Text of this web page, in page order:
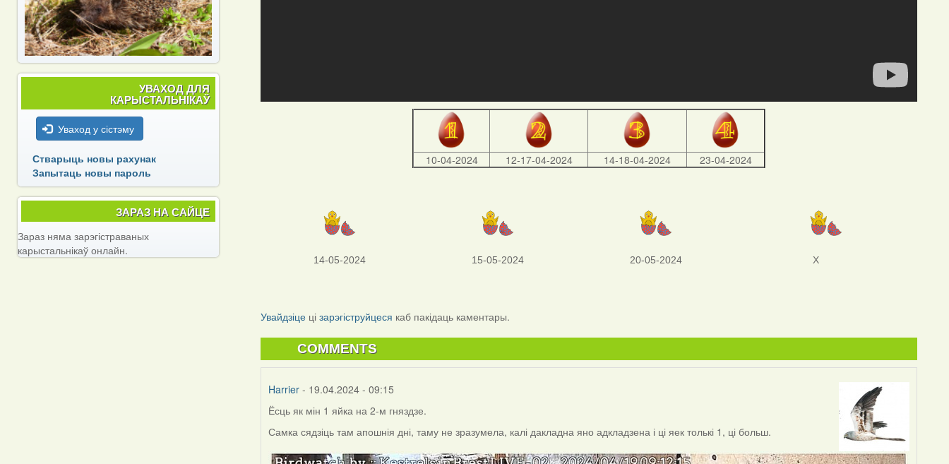
10-04-2024 12-17-04-2024 14-18-04-2024 23-04-2024
14-05-2024 15-05-2024 20-05-2024 X
Увайдзіце цізарэгіструйцеся каб пакідаць каментары.
COMMENTS
Harrier - 19.04.2024 - 09:15
Ёсць як мін 1 яйка на 2-м гняздзе.
Самка сядзіць там апошнія дні, таму не зразумела, калі дакладна яно адкладзена і ці яек толькі 1, ці больш.
УВАХОД ДЛЯ
КАРЫСТАЛЬНІКАЎ
Уваход у сістэму
Стварыць новы рахунак
Запытаць новы пароль
ЗАРАЗ НА САЙЦЕ
Зараз няма зарэгістраваных
карыстальнікаў онлайн.